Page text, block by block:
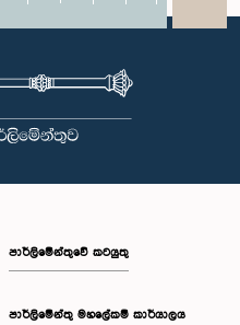
WhatsAppLinkedIn
පාර්ලිමේන්තුවේ කටයුතු
පාර්ලිමේන්තු මහලේකම් කාර්යාලය